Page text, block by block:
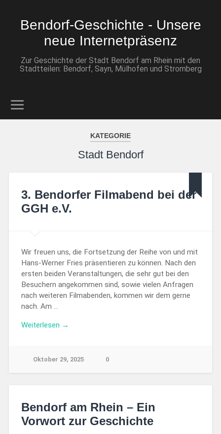
Bendorf-Geschichte - Unsere
neue Internetpräsenz
Zur Geschichte der Stadt Bendorf am Rhein mit den
Stadtteilen: Bendorf, Sayn, Mülhofen und Stromberg
KATEGORIE
Stadt Bendorf
3. Bendorfer Filmabend bei der
GGH e.V.
Wir freuen uns, die Fortsetzung der Reihe von und mit
Hans-Werner Fries präsentieren zu können. Nach den
ersten beiden Veranstaltungen, die sehr gut bei den
Besuchern angekommen sind, sowie vielen Anfragen
nach weiteren Filmabenden, kommen wir dem gerne
nach. Am …
Weiterlesen →
Oktober 29, 2025 0
Bendorf am Rhein – Ein
Vorwort zur Geschichte